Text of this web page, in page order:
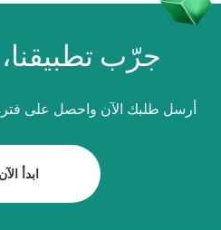
جرّب
أرسل طلبك الآن واحصل على
ابدأ الآن